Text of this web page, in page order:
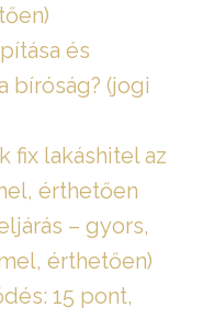
és
bíróság? (jogi
fix lakáshitel az
érthetően
– gyors,
érthetően)
15 pont,